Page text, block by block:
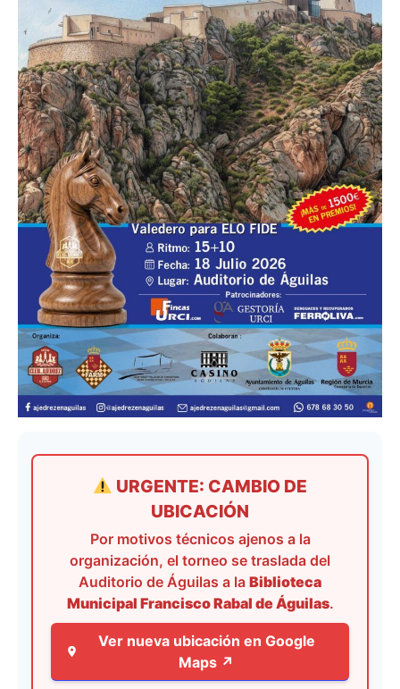
URGENTE: CAMBIO DE
UBICACIÓN
Por motivos técnicos ajenos a la
organización, el torneo se traslada del
Auditorio de Águilas a la Biblioteca
Municipal Francisco Rabal de Águilas.
Ver nueva ubicación en Google
Maps ↗